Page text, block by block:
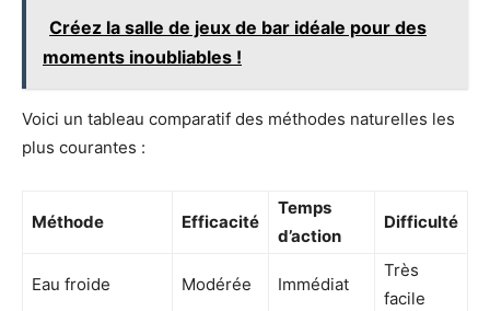
Créez la salle de jeux de bar idéale pour des
moments inoubliables !
Voici un tableau comparatif des méthodes naturelles les
plus courantes :
Méthode Efficacité
Temps
d’action
Difficulté
Eau froide Modérée Immédiat
Très
facile